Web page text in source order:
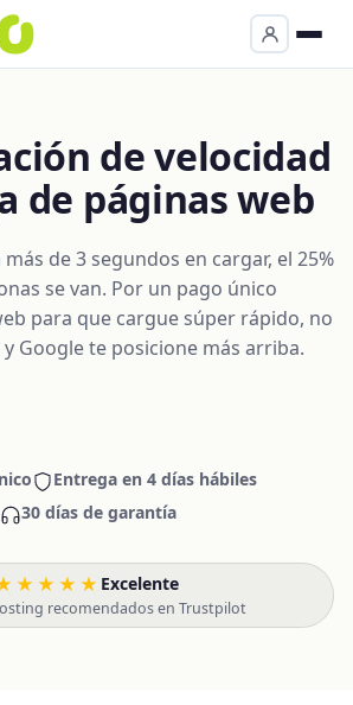
de velocidad
de páginas web
de 3 segundos en cargar, el 25%
se van. Por un pago único
para que cargue súper rápido, no
Google te posicione más arriba.
Entrega en 4 días hábiles
30 días de garantía
Excelente·
recomendados en Trustpilot